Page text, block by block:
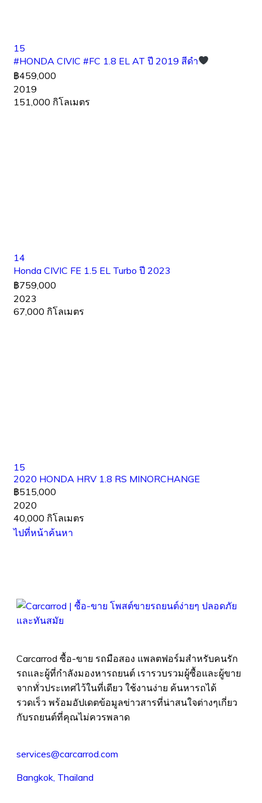
15
#HONDA CIVIC #FC 1.8 EL AT ปี 2019 สีดำ
฿459,000
2019
151,000 กิโลเมตร
14
Honda CIVIC FE 1.5 EL Turbo ปี 2023
฿759,000
2023
67,000 กิโลเมตร
15
2020 HONDA HRV 1.8 RS MINORCHANGE
฿515,000
2020
40,000 กิโลเมตร
ไปที่หน้าค้นหา
Carcarrod ซื้อ-ขาย รถมือสอง แพลตฟอร์มสำหรับคนรัก
รถและผู้ที่กำลังมองหารถยนต์ เรารวบรวมผู้ซื้อและผู้ขาย
จากทั่วประเทศไว้ในที่เดียว ใช้งานง่าย ค้นหารถได้
รวดเร็ว พร้อมอัปเดตข้อมูลข่าวสารที่น่าสนใจต่างๆเกี่ยว
กับรถยนต์ที่คุณไม่ควรพลาด
services@carcarrod.com
Bangkok, Thailand